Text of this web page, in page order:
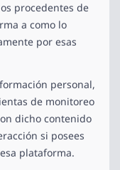
procedentes de
a como lo
por esas
personal,
de monitoreo
dicho contenido
si posees
plataforma.